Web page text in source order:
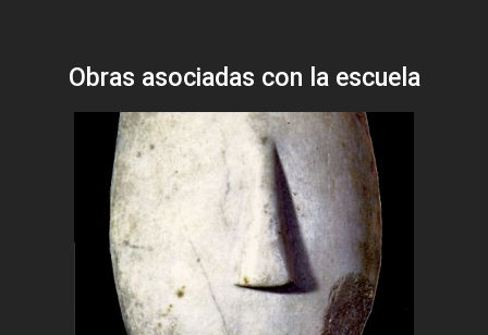
Obras asociadas con la escuela